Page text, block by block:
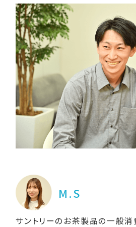
M.S
サントリーのお茶製品の一般